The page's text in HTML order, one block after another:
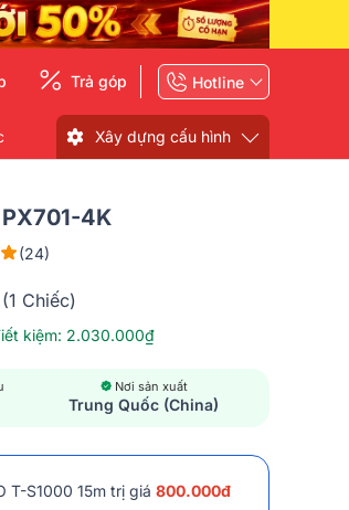
Trả góp Hotline
Xây dựng cấu hình
4K
(24)
(1 Chiếc)
kiệm: 2.030.000₫
Nơi sản xuất
Trung Quốc (China)
T-S1000 15m trị giá 800.000đ